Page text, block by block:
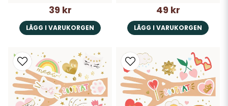
39 kr
LÄGG I VARUKORGEN
49 kr
LÄGG I VARUKORGEN